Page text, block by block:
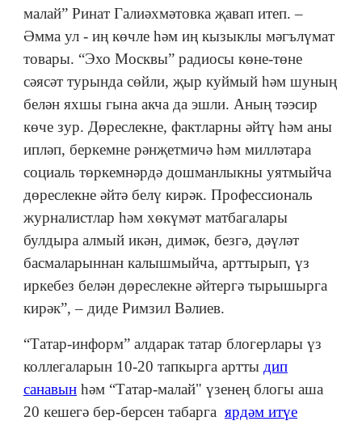
малай” Ринат Галиәхмәтовка җавап итеп. –
Әмма ул - иң көчле һәм иң кызыклы мәгълүмат
товары. “Эхо Москвы” радиосы көне-төне
сәясәт турында сөйли, җыр куймый һәм шуның
белән яхшы гына акча да эшли. Аның тәэсир
көче зур. Дөреслекне, фактларны әйтү һәм аны
ипләп, беркемне рәнҗетмичә һәм милләтара
социаль төркемнәрдә дошманлыкны уятмыйча
дөреслекне әйтә белү кирәк. Профессиональ
журналистлар һәм хөкүмәт матбагалары
булдыра алмый икән, димәк, безгә, дәүләт
басмаларыннан калышмыйча, арттырып, үз
иркебез белән дөреслекне әйтергә тырышырга
кирәк”, – диде Римзил Вәлиев.
“Татар-информ” алдарак татар блогерлары үз
коллегаларын 10-20 тапкырга артты дип
санавын һәм “Татар-малай" үзенең блогы аша
20 кешегә бер-берсен табарга ярдәм итүе